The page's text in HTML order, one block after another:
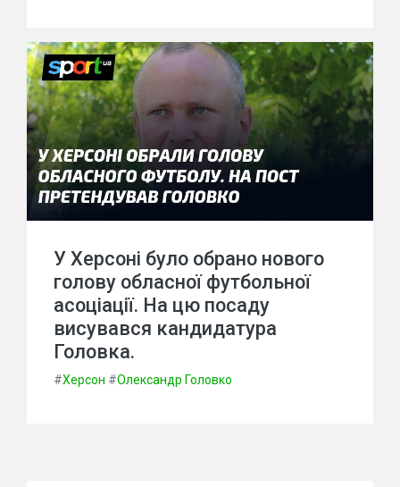
У Херсоні було обрано нового
голову обласної футбольної
асоціації. На цю посаду
висувався кандидатура
Головка.
#Херсон #Олександр Головко